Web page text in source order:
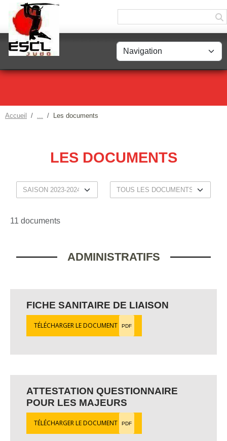
Accueil Les documents
LES DOCUMENTS
11 documents
ADMINISTRATIFS
FICHE SANITAIRE DE LIAISON
TÉLÉCHARGER LE DOCUMENT PDF
ATTESTATION QUESTIONNAIRE
POUR LES MAJEURS
TÉLÉCHARGER LE DOCUMENT PDF
Panneau de gestion des cookies